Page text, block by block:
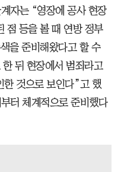
자는 “영장에 공사 현장
점 등을 볼 때 연방 정부
을 준비해왔다고 할 수
뒤 현장에서 범죄라고
한 것으로 보인다”고 했
터 체계적으로 준비했다